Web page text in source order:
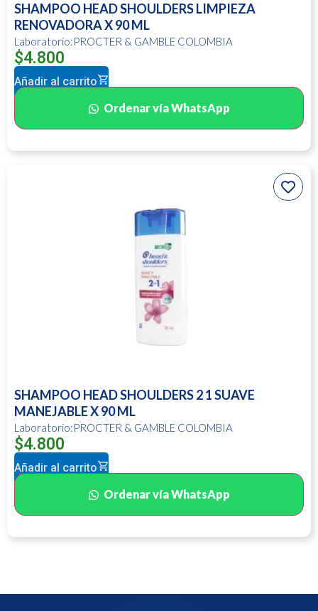
SHAMPOO HEAD SHOULDERS LIMPIEZA
RENOVADORA X 90 ML
Laboratorio:PROCTER & GAMBLE COLOMBIA
$4.800
Añadir al carrito
Ordenar vía WhatsApp
SHAMPOO HEAD SHOULDERS 2 1 SUAVE
MANEJABLE X 90 ML
Laboratorio:PROCTER & GAMBLE COLOMBIA
$4.800
Añadir al carrito
Ordenar vía WhatsApp